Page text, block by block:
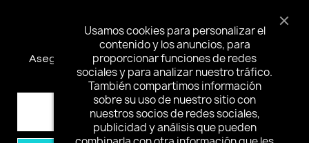
Mantente en contacto
Asegúrese de suscribirse y recibir las noticias más
interesantes y ofertas especiales.
Usamos cookies para personalizar el
contenido y los anuncios, para
proporcionar funciones de redes
sociales y para analizar nuestro tráfico.
También compartimos información
sobre su uso de nuestro sitio con
nuestros socios de redes sociales,
publicidad y análisis que pueden